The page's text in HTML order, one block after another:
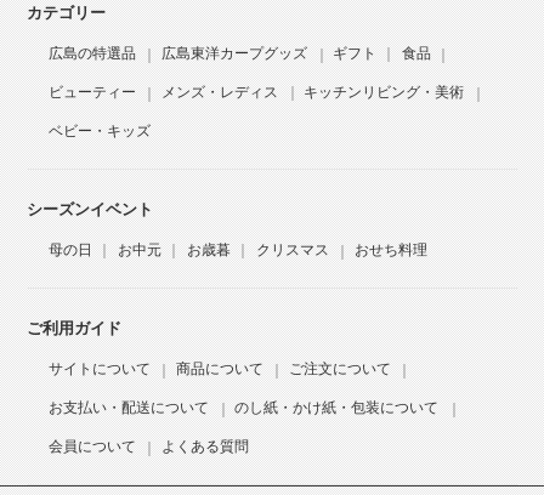
カテゴリー
広島の特選品 広島東洋カープグッズ ギフト 食品
ビューティー メンズ・レディス キッチンリビング・美術
ベビー・キッズ
シーズンイベント
母の日 お中元 お歳暮 クリスマス おせち料理
ご利用ガイド
サイトについて 商品について ご注文について
お支払い・配送について のし紙・かけ紙・包装について
会員について よくある質問